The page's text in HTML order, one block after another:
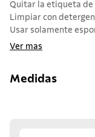
Quitar la etiqueta de
Limpiar con
Usar solamente
Ver mas
Medidas